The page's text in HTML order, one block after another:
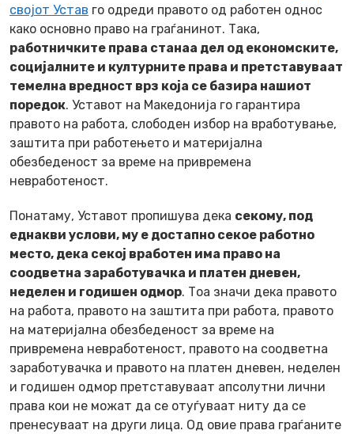
својот Устав го одреди правото од работен однос
како основно право на граѓанинот. Така,
работничките права станаа дел од економските,
социјалните и културните права и претставуваат
темелна вредност врз која се базира нашиот
поредок. Уставот на Македонија го гарантира
правото на работа, слободен избор на вработување,
заштита при работењето и материјална
обезбеденост за време на привремена
невработеност.
Понатаму, Уставот пропишува дека секому, под
еднакви услови, му е достапно секое работно
место, дека секој вработен има право на
соодветна заработувачка и платен дневен,
неделен и годишен одмор. Тоа значи дека правото
на работа, правото на заштита при работа, правото
на материјална обезбеденост за време на
привремена невработеност, правото на соодветна
заработувачка и правото на платен дневен, неделен
и годишен одмор претставуваат апсолутни лични
права кои не можат да се отуѓуваат ниту да се
пренесуваат на други лица. Од овие права граѓаните